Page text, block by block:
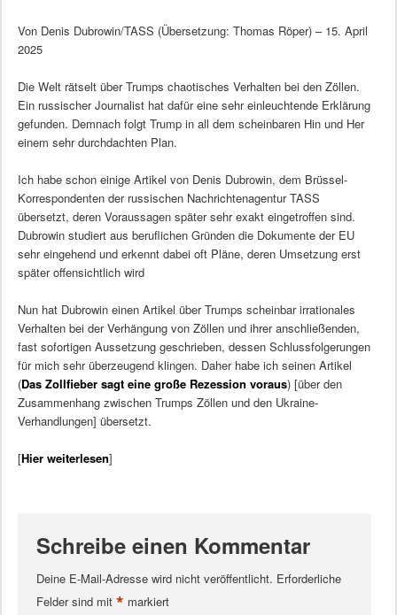
Von Denis Dubrowin/TASS (Übersetzung: Thomas Röper) – 15. April
2025
Die Welt rätselt über Trumps chaotisches Verhalten bei den Zöllen.
Ein russischer Journalist hat dafür eine sehr einleuchtende Erklärung
gefunden. Demnach folgt Trump in all dem scheinbaren Hin und Her
einem sehr durchdachten Plan.
Ich habe schon einige Artikel von Denis Dubrowin, dem Brüssel-
Korrespondenten der russischen Nachrichtenagentur TASS
übersetzt, deren Voraussagen später sehr exakt eingetroffen sind.
Dubrowin studiert aus beruflichen Gründen die Dokumente der EU
sehr eingehend und erkennt dabei oft Pläne, deren Umsetzung erst
später offensichtlich wird
Nun hat Dubrowin einen Artikel über Trumps scheinbar irrationales
Verhalten bei der Verhängung von Zöllen und ihrer anschließenden,
fast sofortigen Aussetzung geschrieben, dessen Schlussfolgerungen
für mich sehr überzeugend klingen. Daher habe ich seinen Artikel
(Das Zollfieber sagt eine große Rezession voraus) [über den
Zusammenhang zwischen Trumps Zöllen und den Ukraine-
Verhandlungen] übersetzt.
[Hier weiterlesen]
Schreibe einen Kommentar
Deine E-Mail-Adresse wird nicht veröffentlicht. Erforderliche
Felder sind mit * markiert